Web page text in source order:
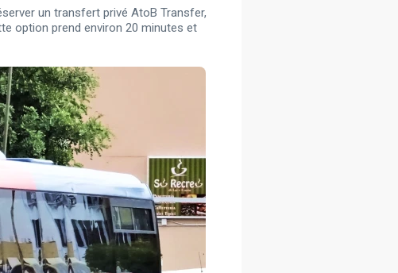
un transfert privé AtoB Transfer,
option prend environ 20 minutes et